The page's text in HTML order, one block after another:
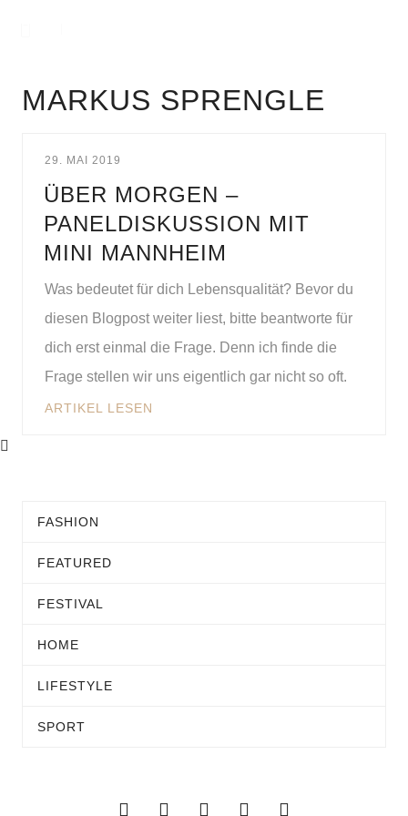
MARKUS SPRENGLE
29. MAI 2019
ÜBER MORGEN –
PANELDISKUSSION MIT
MINI MANNHEIM
Was bedeutet für dich Lebensqualität? Bevor du
diesen Blogpost weiter liest, bitte beantworte für
dich erst einmal die Frage. Denn ich finde die
Frage stellen wir uns eigentlich gar nicht so oft.
ARTIKEL LESEN
FASHION
FEATURED
FESTIVAL
HOME
LIFESTYLE
SPORT